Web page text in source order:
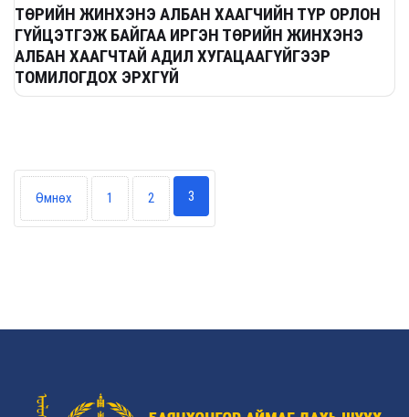
ТӨРИЙН ЖИНХЭНЭ АЛБАН ХААГЧИЙН ТҮР ОРЛОН
ГҮЙЦЭТГЭЖ БАЙГАА ИРГЭН ТӨРИЙН ЖИНХЭНЭ
АЛБАН ХААГЧТАЙ АДИЛ ХУГАЦААГҮЙГЭЭР
ТОМИЛОГДОХ ЭРХГҮЙ
Өмнөх 1 2 3